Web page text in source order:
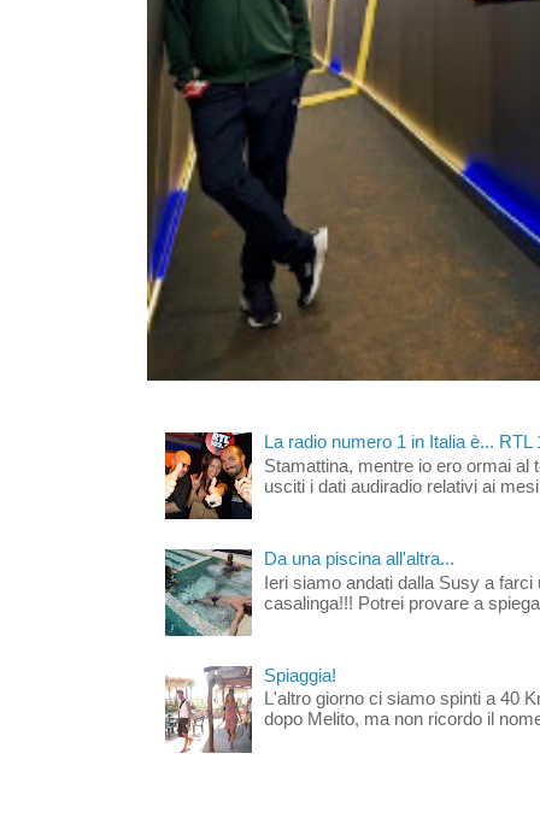
La radio numero 1 in Italia è... RTL
Stamattina, mentre io ero ormai al
usciti i dati audiradio relativi ai
Da una piscina all'altra...
Ieri siamo andati dalla Susy a
casalinga!!! Potrei provare a
Spiaggia!
L'altro giorno ci siamo spinti a 40
dopo Melito, ma non ricordo il